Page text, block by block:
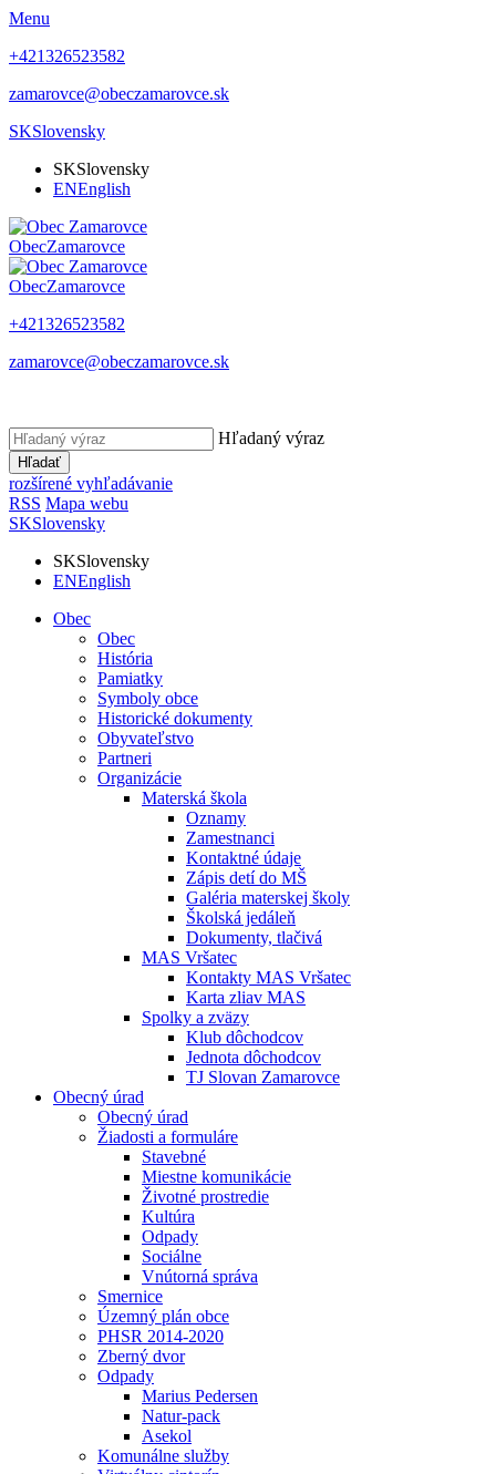
Menu
+421326523582
zamarovce@obeczamarovce.sk
SKSlovensky
SKSlovensky
ENEnglish
ObecZamarovce
ObecZamarovce
+421326523582
zamarovce@obeczamarovce.sk
Hľadaný výraz
Hľadať
rozšírené vyhľadávanie
RSS Mapa webu
SKSlovensky
SKSlovensky
ENEnglish
Obec
Obec
História
Pamiatky
Symboly obce
Historické dokumenty
Obyvateľstvo
Partneri
Organizácie
Materská škola
Oznamy
Zamestnanci
Kontaktné údaje
Zápis detí do MŠ
Galéria materskej školy
Školská jedáleň
Dokumenty, tlačivá
MAS Vršatec
Kontakty MAS Vršatec
Karta zliav MAS
Spolky a zväzy
Klub dôchodcov
Jednota dôchodcov
TJ Slovan Zamarovce
Obecný úrad
Obecný úrad
Žiadosti a formuláre
Stavebné
Miestne komunikácie
Životné prostredie
Kultúra
Odpady
Sociálne
Vnútorná správa
Smernice
Územný plán obce
PHSR 2014-2020
Zberný dvor
Odpady
Marius Pedersen
Natur-pack
Asekol
Komunálne služby